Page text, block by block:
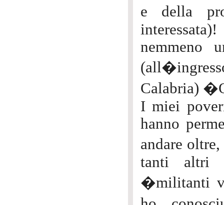
e della
nemmeno
Calabria)
I miei
hanno
andare
tanti altri
�militanti